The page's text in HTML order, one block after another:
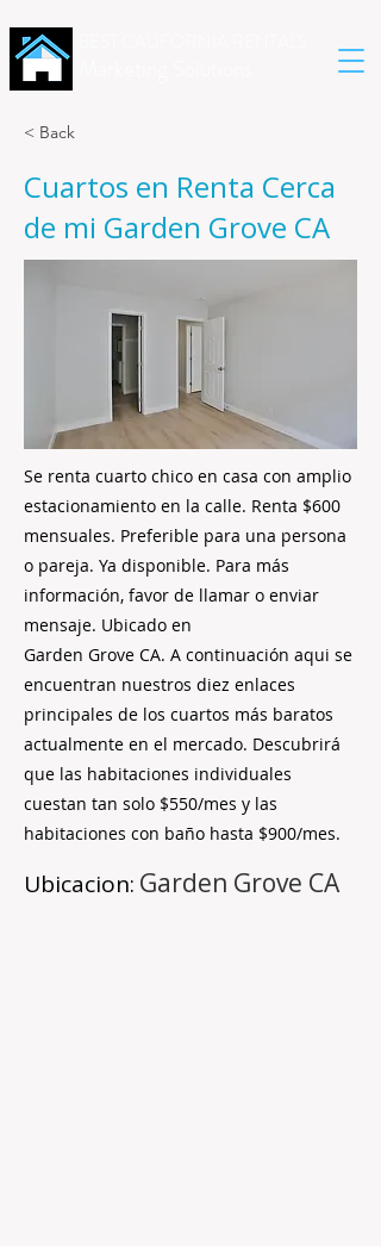
< Back
Cuartos en Renta Cerca
de mi Garden Grove CA
Se renta cuarto chico en casa con amplio
estacionamiento en la calle. Renta $600
mensuales. Preferible para una persona
o pareja. Ya disponible. Para más
información, favor de llamar o enviar
mensaje. Ubicado en
Garden Grove CA. A continuación aqui se
encuentran nuestros diez enlaces
principales de los cuartos más baratos
actualmente en el mercado. Descubrirá
que las habitaciones individuales
cuestan tan solo $550/mes y las
habitaciones con baño hasta $900/mes.
Ubicacion: Garden Grove CA